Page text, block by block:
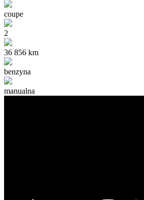
coupe
2
36 856 km
benzyna
manualna